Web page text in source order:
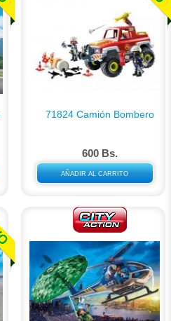
71824 Camión Bombero
600 Bs.
AÑADIR AL CARRITO